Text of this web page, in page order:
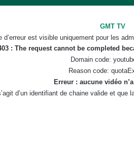
GMT TV
d’erreur est visible uniquement pour les
: The request cannot be completed
Domain code:
Reason code:
Erreur : aucune vidéo
d’un identifiant de chaine valide et